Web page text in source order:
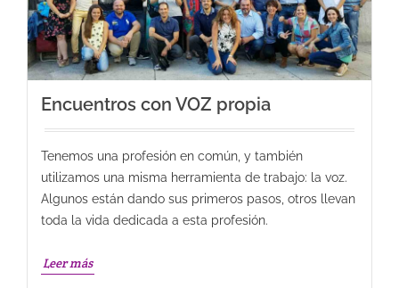
Encuentros con VOZ propia
Tenemos una profesión en común, y también
utilizamos una misma herramienta de trabajo: la voz.
Algunos están dando sus primeros pasos, otros llevan
toda la vida dedicada a esta profesión.
Leer más